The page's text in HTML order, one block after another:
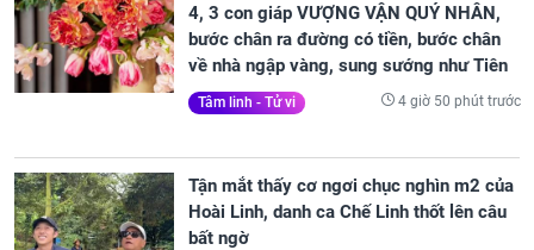
4, 3 con giáp VƯỢNG VẬN QUÝ NHÂN,
bước chân ra đường có tiền, bước chân
về nhà ngập vàng, sung sướng như Tiên
Tâm linh - Tử vi 4 giờ 50 phút trước
Tận mắt thấy cơ ngơi chục nghìn m2 của
Hoài Linh, danh ca Chế Linh thốt lên câu
bất ngờ